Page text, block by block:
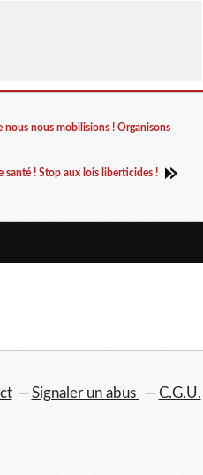
nous nous mobilisions ! Organisons
santé ! Stop aux lois liberticides !
Signaler un abus C.G.U.